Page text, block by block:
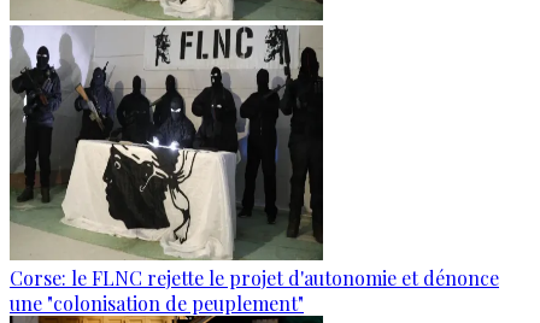
Corse: le FLNC rejette le projet d'autonomie et dénonce
une "colonisation de peuplement"